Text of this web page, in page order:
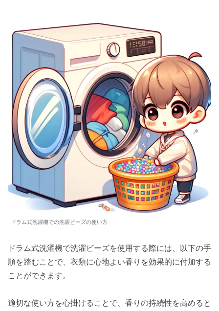
ドラム式洗濯機での洗濯ビーズの使い方
ドラム式洗濯機で洗濯ビーズを使用する際には、以下の手
順を踏むことで、衣類に心地よい香りを効果的に付加する
ことができます。
適切な使い方を心掛けることで、香りの持続性を高めると